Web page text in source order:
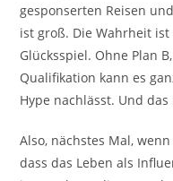
gesponserten Reisen
ist groß. Die Wahrheit
Glücksspiel. Ohne Plan
Qualifikation kann es
Hype nachlässt. Und
Also, nächstes Mal,
dass das Leben als